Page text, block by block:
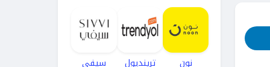
نون ترينديول سيفي